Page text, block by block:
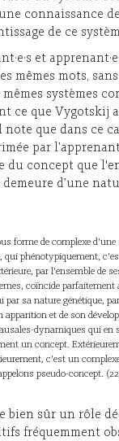
connaissance
de ce
et
mêmes mots,
systèmes
ce que Vygotskij
que dans ce
par
du concept que
d’une
forme de complexe d'une
qui phénotypiquement,
par l'ensemble de
coïncide parfaitement
par sa nature génétique,
apparition et de son
dynamiques qui en
un concept.
c'est un
pseudo-concept.
bien sûr un rôle
fréquemment